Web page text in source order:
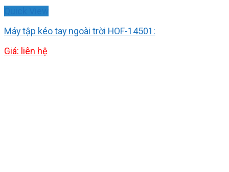
Máy tập kéo tay ngoài trời HOF-14501:
Giá: liên hệ